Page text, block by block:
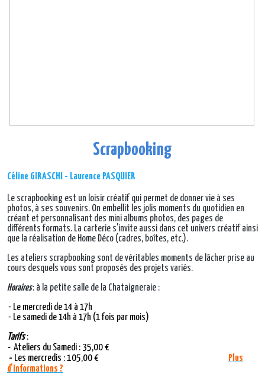
Scrapbooking
Céline GIRASCHI - Laurence PASQUIER
Le scrapbooking est un loisir créatif qui permet de donner vie à ses
photos, à ses souvenirs. On embellit les jolis moments du quotidien en
créant et personnalisant des mini albums photos, des pages de
différents formats. La carterie s'invite aussi dans cet univers créatif ainsi
que la réalisation de Home Déco (cadres, boîtes, etc.).
Les ateliers scrapbooking sont de véritables moments de lâcher prise au
cours desquels vous sont proposés des projets variés.
Horaires: à la petite salle de la Chataigneraie :
- Le mercredi de 14 à 17h
- Le samedi de 14h à 17h (1 fois par mois)
Tarifs:
- Ateliers du Samedi : 35,00 €
- Les mercredis : 105,00 €
Plus
d'informations ?